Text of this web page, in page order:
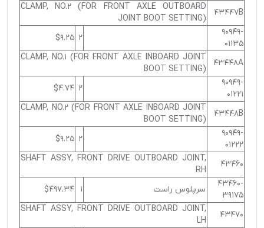
43447B
CLAMP, NO.2 (FOR FRONT AXLE OUTBOARD
JOINT BOOT SETTING)
90949-
01135
2
$9.25
43448A
CLAMP, NO.1 (FOR FRONT AXLE INBOARD JOINT
BOOT SETTING)
90949-
01221
2
$4.74
43448B
CLAMP, NO.2 (FOR FRONT AXLE INBOARD JOINT
BOOT SETTING)
90949-
01222
2
$9.25
43460
SHAFT ASSY, FRONT DRIVE OUTBOARD JOINT,
RH
43460-
39175
سرپلوس راست 1
$497.34
43470
SHAFT ASSY, FRONT DRIVE OUTBOARD JOINT,
LH